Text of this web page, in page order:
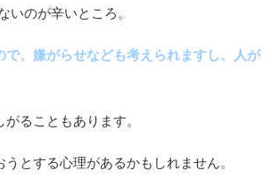
のが辛いところ。
、嫌がらせなども考えられますし、人が
ることもあります。
とする心理があるかもしれません。